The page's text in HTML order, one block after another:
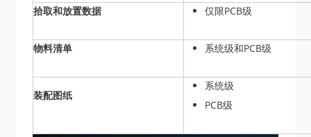
拾取和放置数据 仅限PCB级
物料清单 系统级和PCB级
装配图纸
系统级
PCB级